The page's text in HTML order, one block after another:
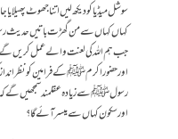
سوشل میڈیا کو دیکھ لیں اتنا جھوٹ
کہاں کہاں سے من گھڑت باتیں حدیث
جب ہم اللہ کی لعنت والے عمل
اور حضور اکرم ﷺ کے فرامین کو نظر
رسولﷺ سے زیادہ عقلمند سمجھیں گے کہ
اور سکون کہاں سے میسر آئے گا؟